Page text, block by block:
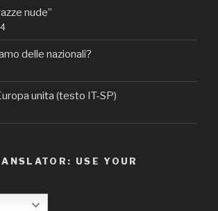
nude”
delle nazionali?
unita (testo IT-SP)
USE YOUR